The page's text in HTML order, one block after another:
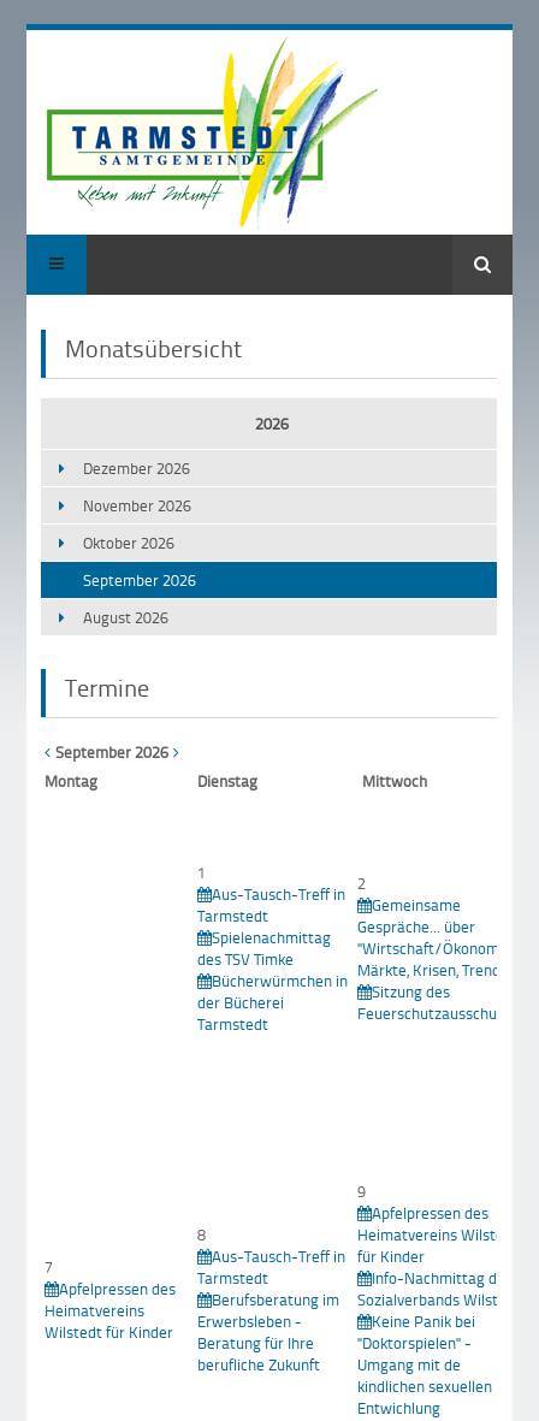
Suche
Monatsübersicht
2026
Dezember 2026
November 2026
Oktober 2026
September 2026
August 2026
Termine
September 2026
Montag Dienstag Mittwoch
1
Aus-Tausch-Treff in
Tarmstedt
Spielenachmittag
des TSV Timke
Bücherwürmchen in
der Bücherei
Tarmstedt
2
Gemeinsame
Gespräche... über
"Wirtschaft/Ökonomie -
Märkte, Krisen, Trends
Sitzung des
Feuerschutzausschusses
7
Apfelpressen des
Heimatvereins
Wilstedt für Kinder
8
Aus-Tausch-Treff in
Tarmstedt
Berufsberatung im
Erwerbsleben -
Beratung für Ihre
berufliche Zukunft
9
Apfelpressen des
Heimatvereins Wilstedt
für Kinder
Info-Nachmittag des
Sozialverbands Wilstedt
Keine Panik bei
"Doktorspielen" -
Umgang mit de
kindlichen sexuellen
Entwichlung